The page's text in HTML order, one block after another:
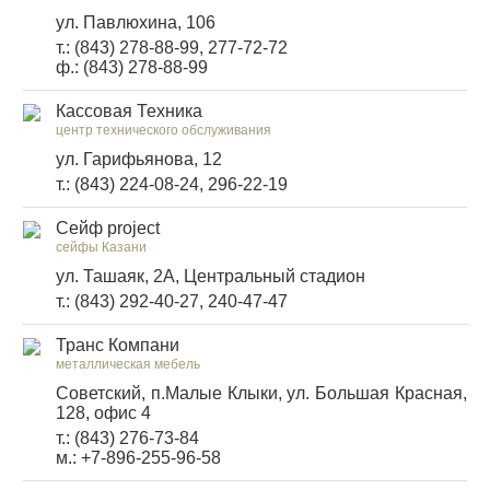
ул. Павлюхина, 106
т.: (843) 278-88-99, 277-72-72
ф.: (843) 278-88-99
Кассовая Техника
центр технического обслуживания
ул. Гарифьянова, 12
т.: (843) 224-08-24, 296-22-19
Сейф project
сейфы Казани
ул. Ташаяк, 2А, Центральный стадион
т.: (843) 292-40-27, 240-47-47
Транс Компани
металлическая мебель
Советский, п.Малые Клыки, ул. Большая Красная,
128, офис 4
т.: (843) 276-73-84
м.: +7-896-255-96-58